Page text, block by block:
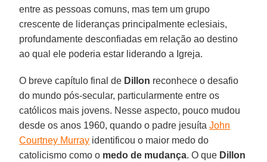
entre as pessoas comuns, mas tem um grupo
crescente de lideranças principalmente eclesiais,
profundamente desconfiadas em relação ao destino
ao qual ele poderia estar liderando a Igreja.
O breve capítulo final de Dillon reconhece o desafio
do mundo pós-secular, particularmente entre os
católicos mais jovens. Nesse aspecto, pouco mudou
desde os anos 1960, quando o padre jesuítaJohn
Courtney Murray identificou o maior medo do
catolicismo como o medo de mudança. O que Dillon